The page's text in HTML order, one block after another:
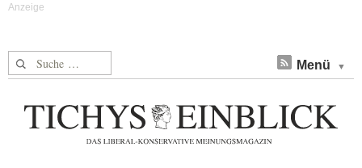
Suche nach: Menü